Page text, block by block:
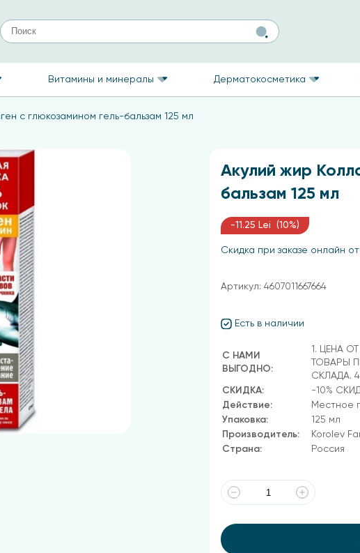
Витамины и минералы Дерматокосметика
с глюкозамином гель-бальзам 125 мл
Акулий жир
бальзам 125 мл
-11.25 Lei (10%)
Скидка при заказе онлайн
Есть в наличии
С НАМИ
ВЫГОДНО:
1. ЦЕНА
ТОВАРЫ
СКЛАДА.
СКИДКА:
-10%
Действие:
Местное
Упаковка:
125 мл
Производитель:
Korolev
Страна:
Россия
Артикул: 4607011667664